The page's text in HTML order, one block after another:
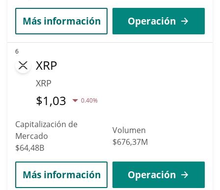
Más información Operación
6
XRP
XRP
$1,03 0.40%
Capitalización de
Mercado
$64,48B
Volumen
$676,37M
Más información Operación